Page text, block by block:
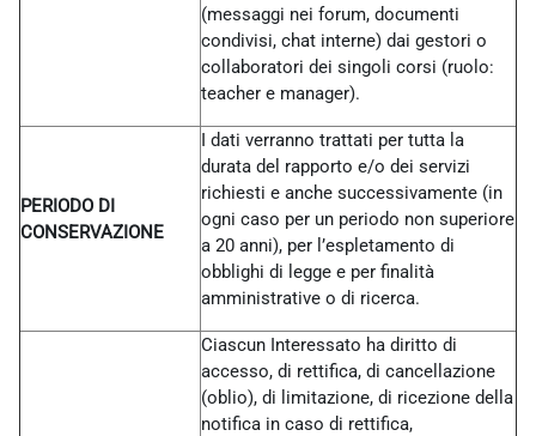
(messaggi nei forum, documenti
condivisi, chat interne) dai gestori o
collaboratori dei singoli corsi (ruolo:
teacher e manager).
PERIODO DI
CONSERVAZIONE
I dati verranno trattati per tutta la
durata del rapporto e/o dei servizi
richiesti e anche successivamente (in
ogni caso per un periodo non superiore
a 20 anni), per l’espletamento di
obblighi di legge e per finalità
amministrative o di ricerca.
Ciascun Interessato ha diritto di
accesso, di rettifica, di cancellazione
(oblio), di limitazione, di ricezione della
notifica in caso di rettifica,